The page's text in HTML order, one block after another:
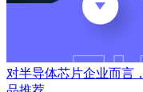
对半导体芯片企业而言